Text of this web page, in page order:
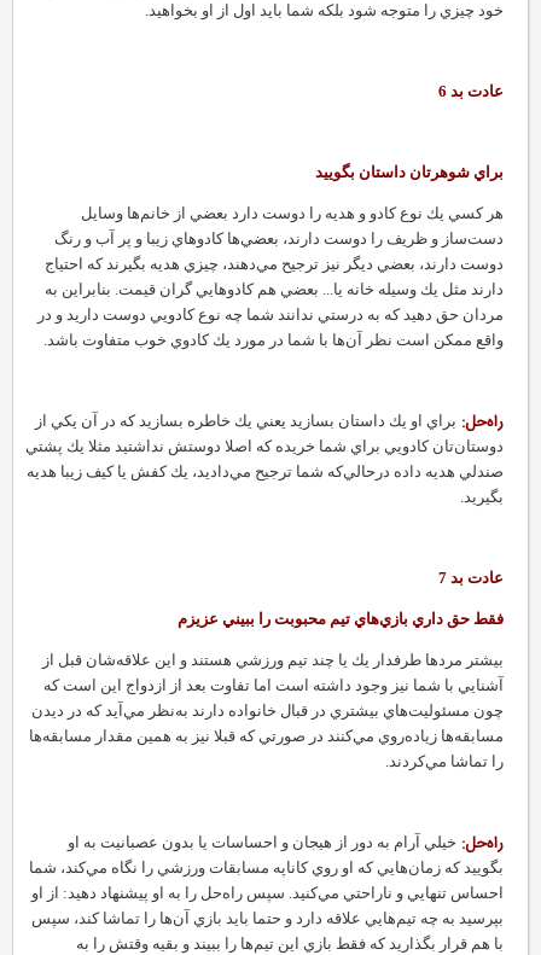
خود چيزي را متوجه شود بلكه شما بايد اول از او بخواهيد.
عادت بد 6
براي شوهرتان داستان بگوييد
هر كسي يك نوع كادو و هديه را دوست دارد بعضي از خانم‌ها وسايل
دست‌ساز و ظريف را دوست دارند، بعضي‌ها كادوهاي زيبا و پر آب و رنگ
دوست دارند، بعضي ديگر نيز ترجيح مي‌دهند، چيزي هديه بگيرند كه احتياج
دارند مثل يك وسيله خانه يا...‌ بعضي هم كادوهايي گران قيمت.‌ بنابراين به
مردان حق دهيد كه به درستي ندانند شما چه نوع كادويي دوست داريد و در
واقع ممكن است نظر آ‌ن‌ها با شما در مورد يك كادوي خوب متفاوت باشد.
راه‌حل:‌براي او يك داستان بسازيد يعني يك خاطره بسازيد كه در آن يكي از
دوستان‌تان كادويي براي شما خريده كه اصلا دوستش نداشتيد مثلا يك پشتي
صندلي هديه داده درحالي‌كه شما ترجيح مي‌داديد، يك كفش يا كيف زيبا هديه
بگيريد.
عادت بد 7
فقط حق داري بازي‌هاي تيم محبوبت را ببيني عزيزم
بيشتر مردها طرفدار يك يا چند تيم ورزشي هستند و اين علاقه‌شان قبل از
آشنايي با شما نيز وجود داشته ‌است اما تفاوت بعد از ازدواج اين است كه
چون مسئوليت‌هاي بيشتري در قبال خانواده دارند به‌نظر مي‌آيد كه در ديدن
مسابقه‌ها زياده‌روي مي‌كنند در صورتي كه قبلا نيز به همين مقدار مسابقه‌ها
را تماشا مي‌كردند.
راه‌حل:خيلي آرام به دور از هيجان و احساسات يا بدون عصبانيت به او
بگوييد كه زمان‌هايي كه او روي كاناپه مسابقات ورزشي را نگاه مي‌كند، شما
احساس تنهايي و ناراحتي مي‌كنيد.‌ سپس راه‌حل را به او پيشنهاد دهيد: از او
بپرسيد به چه تيم‌هايي علاقه دارد و حتما بايد بازي آ‌ن‌ها را تماشا كند، سپس
با هم قرار بگذاريد كه فقط بازي اين تيم‌ها را ببيند و بقيه وقتش را به